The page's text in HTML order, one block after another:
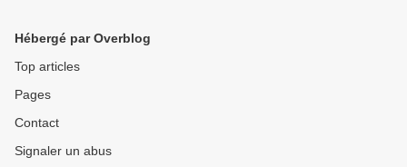
Hébergé par Overblog
Top articles
Pages
Contact
Signaler un abus